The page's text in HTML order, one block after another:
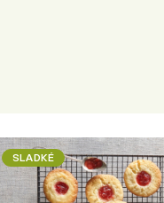
SLADKÉ